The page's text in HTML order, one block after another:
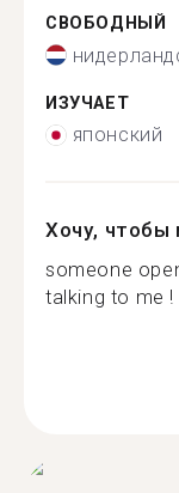
СВОБОДНЫЙ
ИЗУЧАЕТ
японский
Хочу, чтобы
someone
talking to me !